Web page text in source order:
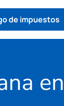
de impuestos